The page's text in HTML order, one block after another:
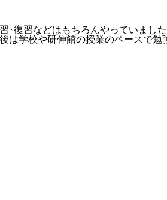
･復習などはもちろんやっていまし
は学校や研伸館の授業のペースで勉